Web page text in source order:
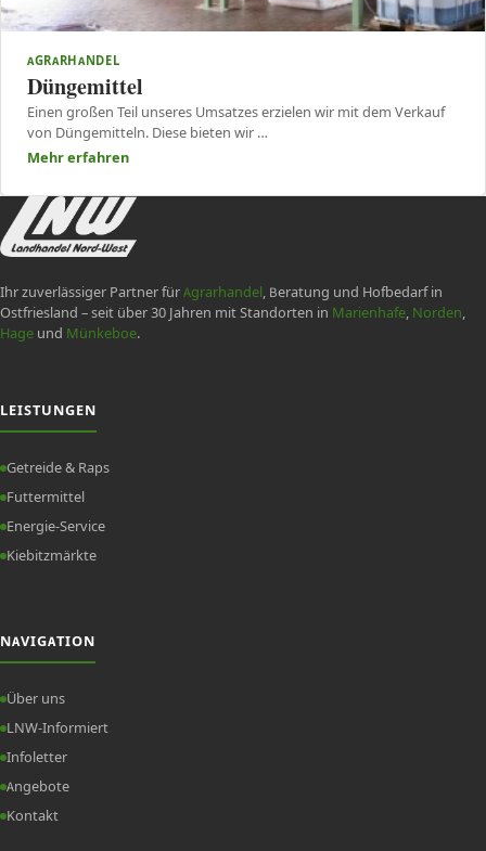
AGRARHANDEL
Düngemittel
Einen großen Teil unseres Umsatzes erzielen wir mit dem Verkauf
von Düngemitteln. Diese bieten wir …
Mehr erfahren
Ihr zuverlässiger Partner fürAgrarhandel, Beratung und Hofbedarf in
Ostfriesland – seit über 30 Jahren mit Standorten in Marienhafe, Norden,
Hage und Münkeboe.
LEISTUNGEN
Getreide & Raps
Futtermittel
Energie-Service
Kiebitzmärkte
NAVIGATION
Über uns
LNW-Informiert
Infoletter
Angebote
Kontakt